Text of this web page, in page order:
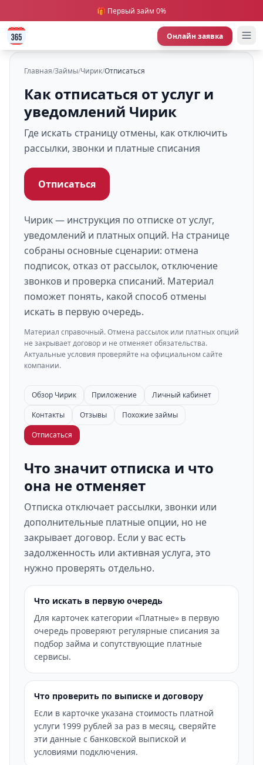
🎁 Первый займ 0%
Онлайн заявка
Главная/Займы/Чирик/Отписаться
Как отписаться от услуг и
уведомлений Чирик
Где искать страницу отмены, как отключить
рассылки, звонки и платные списания
Отписаться
Чирик — инструкция по отписке от услуг,
уведомлений и платных опций. На странице
собраны основные сценарии: отмена
подписок, отказ от рассылок, отключение
звонков и проверка списаний. Материал
поможет понять, какой способ отмены
искать в первую очередь.
Материал справочный. Отмена рассылок или платных опций
не закрывает договор и не отменяет обязательства.
Актуальные условия проверяйте на официальном сайте
компании.
Обзор Чирик Приложение
Личный кабинет
Контакты
Отзывы
Похожие займы
Отписаться
Что значит отписка и что
она не отменяет
Отписка отключает рассылки, звонки или
дополнительные платные опции, но не
закрывает договор. Если у вас есть
задолженность или активная услуга, это
нужно проверять отдельно.
Что искать в первую очередь
Для карточек категории «Платные» в первую
очередь проверяют регулярные списания за
подбор займа и сопутствующие платные
сервисы.
Что проверить по выписке и договору
Если в карточке указана стоимость платной
услуги 1999 рублей за раз в месяц, сверяйте
эти данные с банковской выпиской и
условиями подключения.